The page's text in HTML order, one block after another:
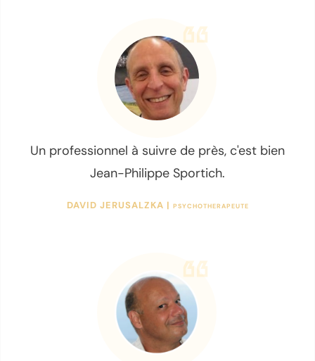
Un professionnel à suivre de près, c'est bien
Jean-Philippe Sportich.
DAVID JERUSALZKA | PSYCHOTHERAPEUTE